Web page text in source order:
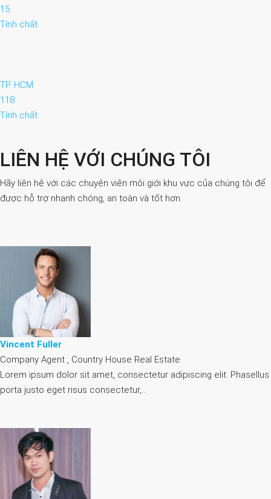
15
Tính chất
TP. HCM
118
Tính chất
LIÊN HỆ VỚI CHÚNG TÔI
Hãy liên hệ với các chuyên viên môi giới khu vực của chúng tôi để
được hỗ trợ nhanh chóng, an toàn và tốt hơn.
Vincent Fuller
Company Agent , Country House Real Estate
Lorem ipsum dolor sit amet, consectetur adipiscing elit. Phasellus
porta justo eget risus consectetur,…